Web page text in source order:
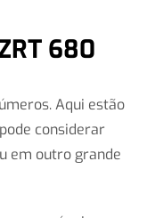
680
Aqui estão
considerar
em outro grande